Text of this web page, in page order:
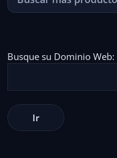
Busque su Dominio Web: